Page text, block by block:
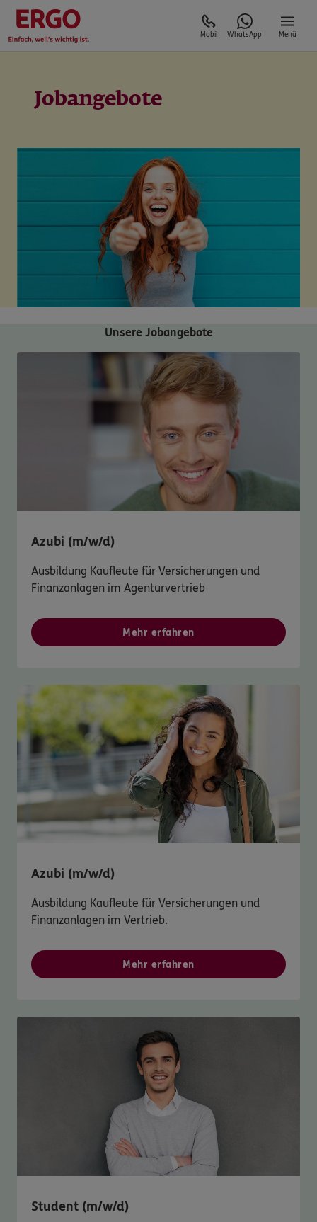
Mobil WhatsApp Menü
Jobangebote
Unsere Jobangebote
Azubi (m/w/d)
Ausbildung Kaufleute für Versicherungen und
Finanzanlagen im Agenturvertrieb
Mehr erfahren
Azubi (m/w/d)
Ausbildung Kaufleute für Versicherungen und
Finanzanlagen im Vertrieb.
Mehr erfahren
Student (m/w/d)